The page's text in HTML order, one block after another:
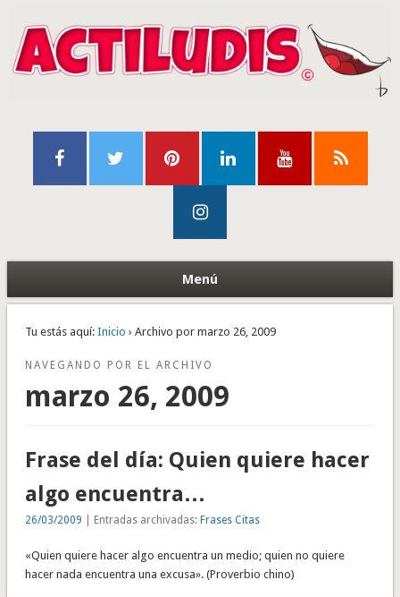
Menú
Tu estás aquí: Inicio › Archivo por marzo 26, 2009
NAVEGANDO POR EL ARCHIVO
marzo 26, 2009
Frase del día: Quien quiere hacer
algo encuentra…
26/03/2009 | Entradas archivadas: Frases Citas
«Quien quiere hacer algo encuentra un medio; quien no quiere
hacer nada encuentra una excusa». (Proverbio chino)